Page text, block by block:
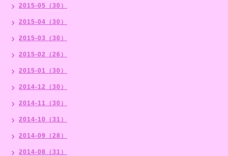
2015-05（30）
2015-04（30）
2015-03（30）
2015-02（26）
2015-01（30）
2014-12（30）
2014-11（30）
2014-10（31）
2014-09（28）
2014-08（31）